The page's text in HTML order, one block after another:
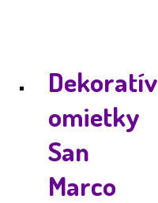
omietky
San
Marco